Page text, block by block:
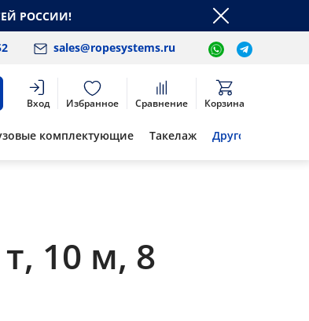
РОССИИ!
sales@ropesystems.ru
Вход Избранное Сравнение Корзина
комплектующие Такелаж Другое
10 м, 8